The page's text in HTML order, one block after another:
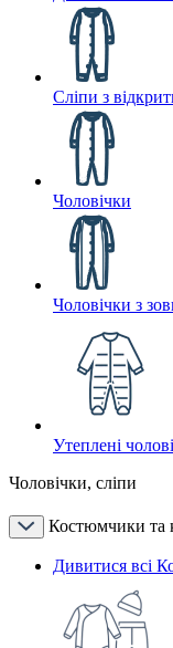
Сліпи з
Чоловічки
Чоловічки з
Утеплені
Чоловічки, сліпи
Костюмчики та
Дивитися всі